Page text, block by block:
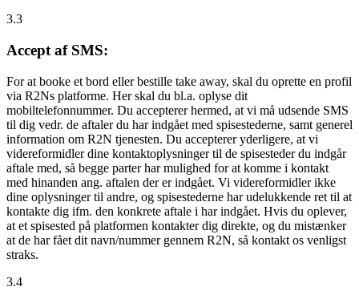
3.3
Accept af SMS:
For at booke et bord eller bestille take away, skal du oprette en profil
via R2Ns platforme. Her skal du bl.a. oplyse dit
mobiltelefonnummer. Du accepterer hermed, at vi må udsende SMS
til dig vedr. de aftaler du har indgået med spisestederne, samt generel
information om R2N tjenesten. Du accepterer yderligere, at vi
videreformidler dine kontaktoplysninger til de spisesteder du indgår
aftale med, så begge parter har mulighed for at komme i kontakt
med hinanden ang. aftalen der er indgået. Vi videreformidler ikke
dine oplysninger til andre, og spisestederne har udelukkende ret til at
kontakte dig ifm. den konkrete aftale i har indgået. Hvis du oplever,
at et spisested på platformen kontakter dig direkte, og du mistænker
at de har fået dit navn/nummer gennem R2N, så kontakt os venligst
straks.
3.4